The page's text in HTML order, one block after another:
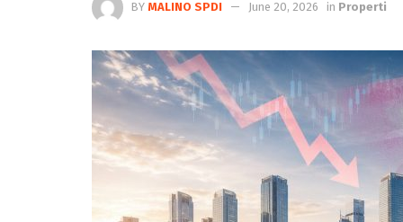
BY MALINO SPDI June 20, 2026 in Properti